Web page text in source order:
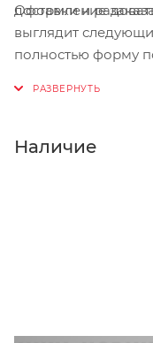
доставки и
Оформление
выглядит
полностью форму
Нажмите кнопку
Наличие